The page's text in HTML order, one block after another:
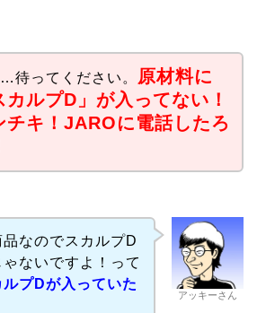
待ってください。
原材料に
カルプD」が入ってない！
チキ！JAROに電話したろ
アッキーさん
なのでスカルプD
ないですよ！って
ルプDが入っていた